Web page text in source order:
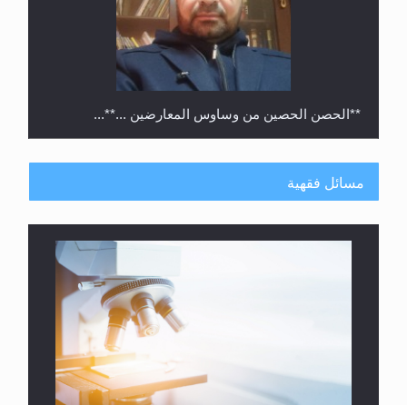
**الحصن الحصين من وساوس المعارضين ...**...
مسائل فقهية